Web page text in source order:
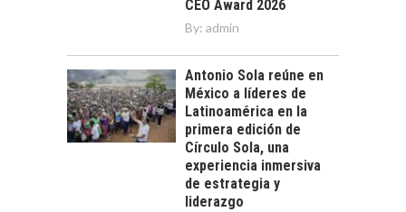
CEO Award 2026
By: admin
Antonio Sola reúne en
México a líderes de
Latinoamérica en la
primera edición de
Círculo Sola, una
experiencia inmersiva
de estrategia y
liderazgo